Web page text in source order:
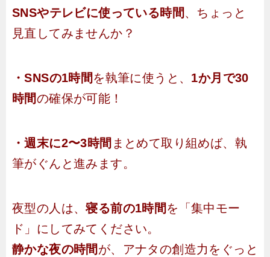
SNSやテレビに使っている時間 、ちょっと
見直してみませんか？
・SNSの1時間 を執筆に使うと、 1か月で30
時間の確保が可能！
・週末に2〜3時間 まとめて取り組めば、執
筆がぐんと進みます。
夜型の人は、寝る前の1時間 を「集中モー
ド」にしてみてください。
静かな夜の時間 が、アナタの創造力をぐっと